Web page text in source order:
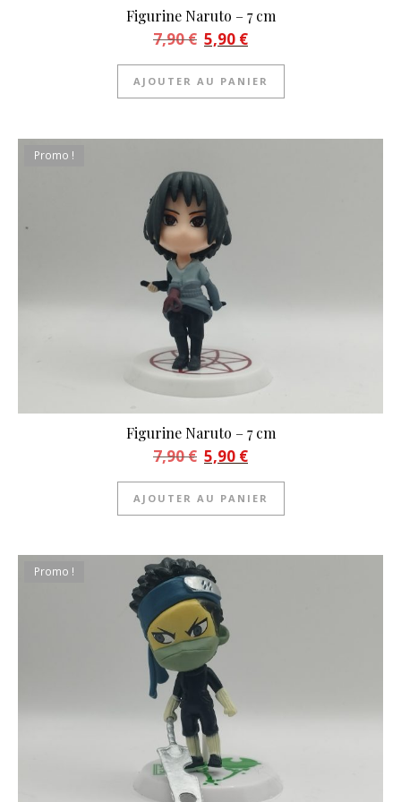
Figurine Naruto – 7 cm
7,90€ Le prix initial était : 7,90 €.
5,90 €Le prix actuel est : 5,90 €.
AJOUTER AU PANIER
Promo !
Figurine Naruto – 7 cm
7,90€ Le prix initial était : 7,90 €.
5,90 €Le prix actuel est : 5,90 €.
AJOUTER AU PANIER
Promo !